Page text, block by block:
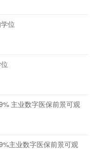
位
主业数字医保前景可观
主业数字医保前景可观